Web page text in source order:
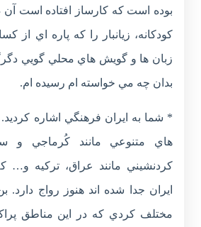
بوده است که کارساز افتاده است آن
کودکانه، زيانبار را که پاره اي از
زبان ها و گويش هاي محلي گويي
بدان چه مي خواسته ام رسيده ام.
* شما به ايران فرهنگي اشاره
هاي متنوعي مانند کُرماجي و
کردنشيني مانند عراق، ترکيه و…
ايران جدا شده اند هنوز رواج
مختلف کردي که در اين مناطق